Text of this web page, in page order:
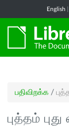
English
பதிவிறக்க /
புத்தம்